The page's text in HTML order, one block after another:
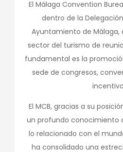
El Málaga Convention
dentro de la
Ayuntamiento de Málaga,
sector del turismo de
fundamental es la
sede de congresos,
El MCB, gracias a su
un profundo conocimiento
lo relacionado con el
ha consolidado una